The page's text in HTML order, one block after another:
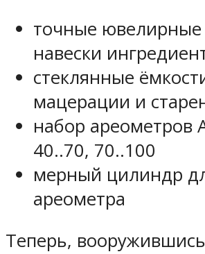
точные ювелирные
навески
стеклянные
мацерации и
набор ареометров
40..70, 70..100
мерный цилиндр
ареометра
Теперь, вооружившись